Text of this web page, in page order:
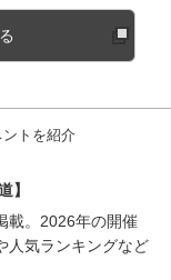
トを紹介
】
載。2026年の開催
人気ランキングなど